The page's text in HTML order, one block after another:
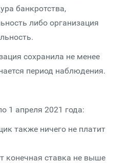
банкротства,
либо организация
сохранила не менее
период наблюдения.
1 апреля 2021 года:
также ничего не платит
конечная ставка не выше